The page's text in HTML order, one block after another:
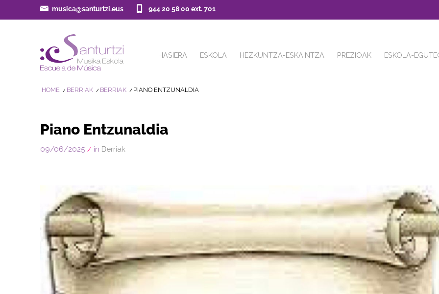
musica@santurtzi.eus 944 20 58 00 ext. 701
HASIERA ESKOLA HEZKUNTZA-ESKAINTZA PREZIOAK ESKOLA-
HOME / BERRIAK / BERRIAK / PIANO ENTZUNALDIA
Piano Entzunaldia
09/06/2025 / in Berriak